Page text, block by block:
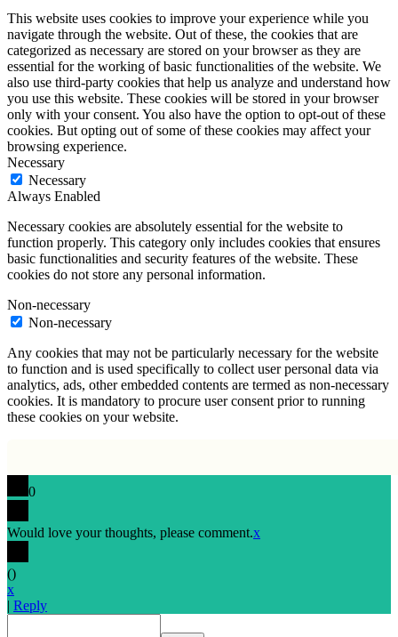
This website uses cookies to improve your experience while you
navigate through the website. Out of these, the cookies that are
categorized as necessary are stored on your browser as they are
essential for the working of basic functionalities of the website. We
also use third-party cookies that help us analyze and understand how
you use this website. These cookies will be stored in your browser
only with your consent. You also have the option to opt-out of these
cookies. But opting out of some of these cookies may affect your
browsing experience.
Necessary
Necessary
Always Enabled
Necessary cookies are absolutely essential for the website to
function properly. This category only includes cookies that ensures
basic functionalities and security features of the website. These
cookies do not store any personal information.
Non-necessary
Non-necessary
Any cookies that may not be particularly necessary for the website
to function and is used specifically to collect user personal data via
analytics, ads, other embedded contents are termed as non-necessary
cookies. It is mandatory to procure user consent prior to running
these cookies on your website.
0
Would love your thoughts, please comment.x
()
x
| Reply